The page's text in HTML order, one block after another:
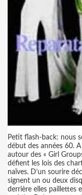
Petit flash-back: nous
début des années 60.
autour des « Girl
défient les lois des
naïves. D’un sourire
signent un ou deux
derrière elles paillettes